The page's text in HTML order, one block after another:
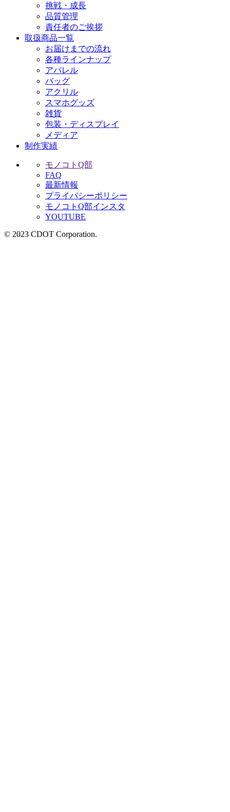
挑戦・成長
品質管理
責任者のご挨拶
取扱商品一覧
お届けまでの流れ
各種ラインナップ
アパレル
バッグ
アクリル
スマホグッズ
雑貨
包装・ディスプレイ
メディア
制作実績
モノコトQ部
FAQ
最新情報
プライバシーポリシー
モノコトQ部インスタ
YOUTUBE
© 2023 CDOT Corporation.